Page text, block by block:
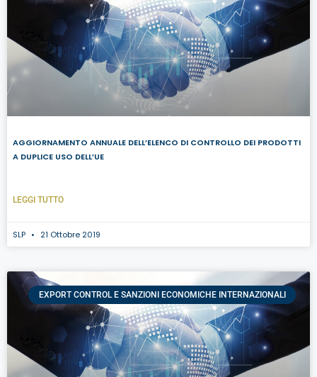
AGGIORNAMENTO ANNUALE DELL’ELENCO DI CONTROLLO DEI PRODOTTI
A DUPLICE USO DELL’UE
LEGGI TUTTO
SLP 21 Ottobre 2019
EXPORT CONTROL E SANZIONI ECONOMICHE INTERNAZIONALI